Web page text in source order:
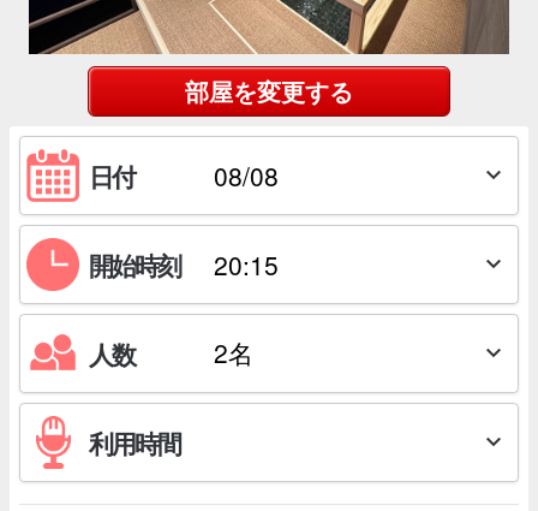
部屋を変更する
日付 
開始時刻 
人数 
利用時間 